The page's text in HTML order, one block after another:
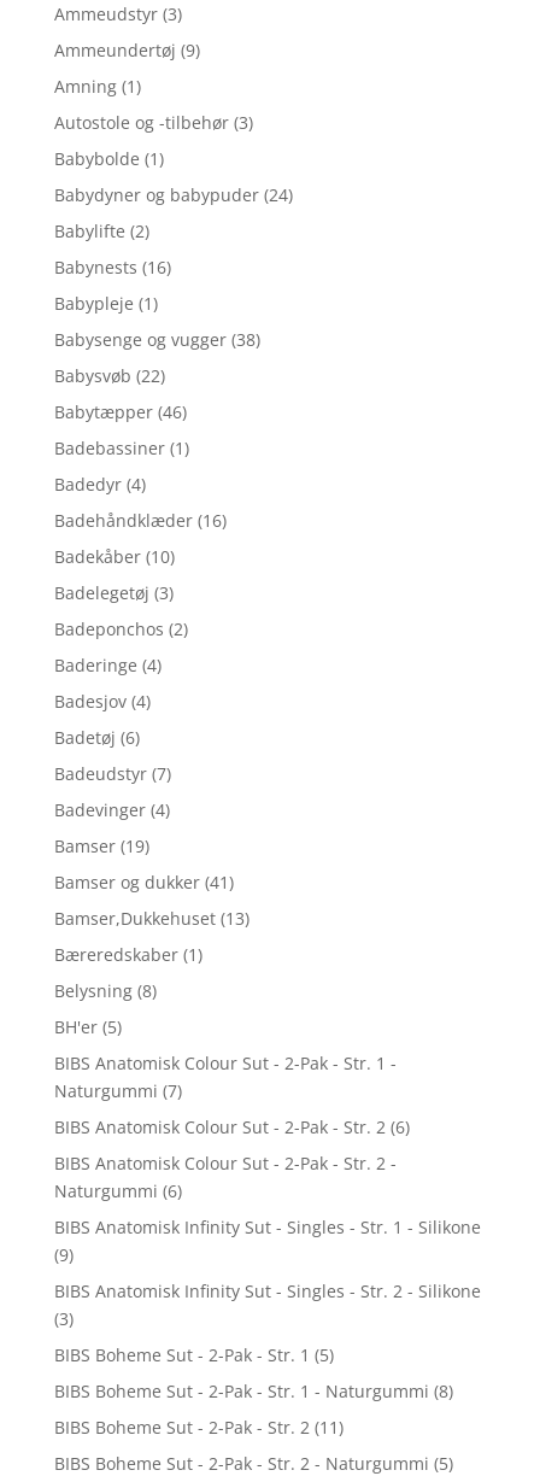
Ammeudstyr (3)
Ammeundertøj (9)
Amning (1)
Autostole og -tilbehør (3)
Babybolde (1)
Babydyner og babypuder (24)
Babylifte (2)
Babynests (16)
Babypleje (1)
Babysenge og vugger (38)
Babysvøb (22)
Babytæpper (46)
Badebassiner (1)
Badedyr (4)
Badehåndklæder (16)
Badekåber (10)
Badelegetøj (3)
Badeponchos (2)
Baderinge (4)
Badesjov (4)
Badetøj (6)
Badeudstyr (7)
Badevinger (4)
Bamser (19)
Bamser og dukker (41)
Bamser,Dukkehuset (13)
Bæreredskaber (1)
Belysning (8)
BH'er (5)
BIBS Anatomisk Colour Sut - 2-Pak - Str. 1 -
Naturgummi (7)
BIBS Anatomisk Colour Sut - 2-Pak - Str. 2 (6)
BIBS Anatomisk Colour Sut - 2-Pak - Str. 2 -
Naturgummi (6)
BIBS Anatomisk Infinity Sut - Singles - Str. 1 - Silikone
(9)
BIBS Anatomisk Infinity Sut - Singles - Str. 2 - Silikone
(3)
BIBS Boheme Sut - 2-Pak - Str. 1 (5)
BIBS Boheme Sut - 2-Pak - Str. 1 - Naturgummi (8)
BIBS Boheme Sut - 2-Pak - Str. 2 (11)
BIBS Boheme Sut - 2-Pak - Str. 2 - Naturgummi (5)